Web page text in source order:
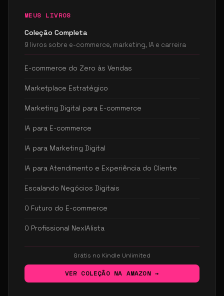
MEUS LIVROS
Coleção Completa
9 livros sobre e-commerce, marketing, IA e carreira
E-commerce do Zero às Vendas
Marketplace Estratégico
Marketing Digital para E-commerce
IA para E-commerce
IA para Marketing Digital
IA para Atendimento e Experiência do Cliente
Escalando Negócios Digitais
O Futuro do E-commerce
O Profissional NexIAlista
Grátis no Kindle Unlimited
VER COLEÇÃO NA AMAZON →